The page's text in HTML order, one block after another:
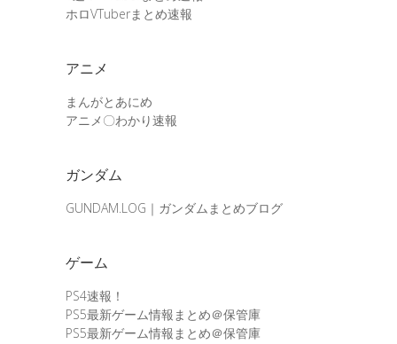
ホロVTuberまとめ速報
アニメ
まんがとあにめ
アニメ〇わかり速報
ガンダム
GUNDAM.LOG｜ガンダムまとめブログ
ゲーム
PS4速報！
PS5最新ゲーム情報まとめ＠保管庫
PS5最新ゲーム情報まとめ＠保管庫